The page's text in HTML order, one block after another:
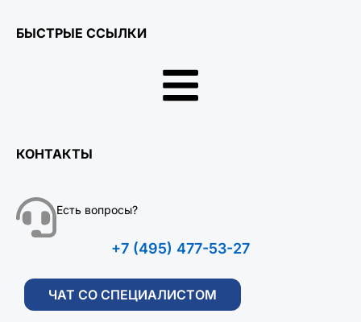
БЫСТРЫЕ ССЫЛКИ
КОНТАКТЫ
Есть вопросы?
+7 (495) 477-53-27
ЧАТ СО СПЕЦИАЛИСТОМ